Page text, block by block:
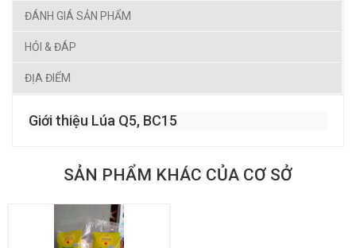
ĐÁNH GIÁ SẢN PHẨM
HỎI & ĐÁP
ĐỊA ĐIỂM
Giới thiệu Lúa Q5, BC15
SẢN PHẨM KHÁC CỦA CƠ SỞ